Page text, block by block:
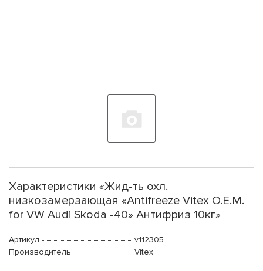
Характеристики «Жид-ть охл.
низкозамерзающая «Antifreeze Vitex O.E.M.
for VW Audi Skoda -40» Антифриз 10кг»
Артикул
v112305
Производитель
Vitex